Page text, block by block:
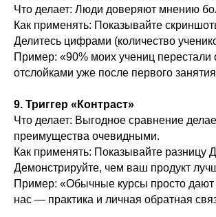
Что делает: Люди доверяют мнению
Как применять: Показывайте
Делитесь цифрами (количество
Пример: «90% моих учениц перестали
отслойками уже после первого
9. Триггер «Контраст»
Что делает: Выгодное сравнение
преимущества очевидными.
Как применять: Показывайте
Демонстрируйте, чем ваш продукт
Пример: «Обычные курсы просто дают
нас — практика и личная обратная